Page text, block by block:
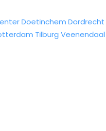
Doetinchem Dordrecht
Tilburg Veenendaal